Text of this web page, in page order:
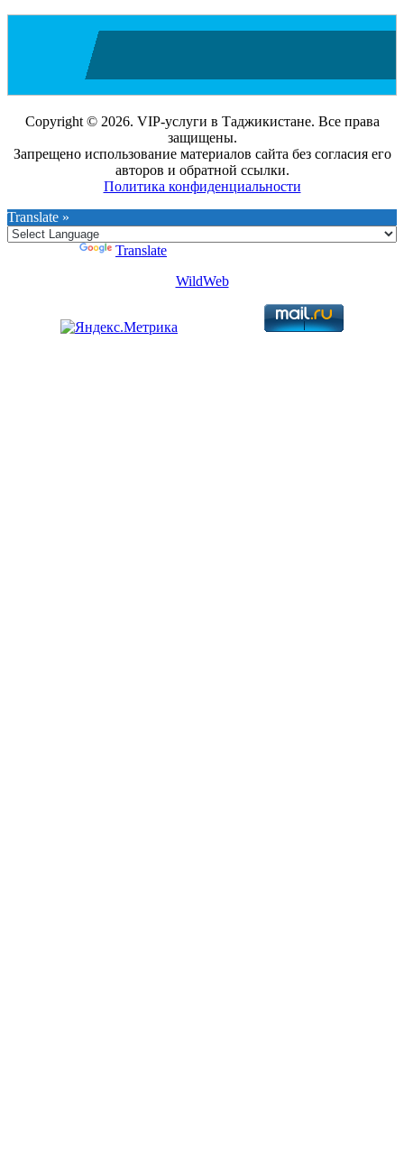
Copyright © 2026. VIP-услуги в Таджикистане. Все права
защищены.
Запрещено использование материалов сайта без согласия его
авторов и обратной ссылки.
Политика конфиденциальности
Translate »
Translate
WildWeb